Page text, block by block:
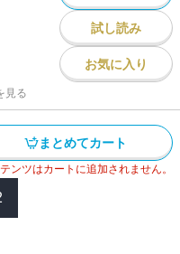
試し読み
お気に入り
見る
まとめてカート
ンツはカートに追加されません。